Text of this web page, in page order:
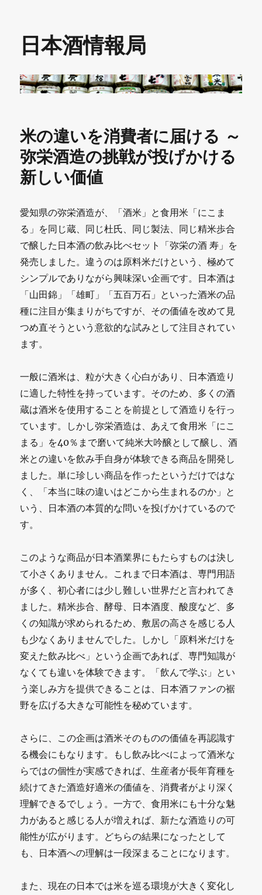
日本酒情報局
米の違いを消費者に届ける ～
弥栄酒造の挑戦が投げかける
新しい価値
愛知県の弥栄酒造が、「酒米」と食用米「にこま
る」を同じ蔵、同じ杜氏、同じ製法、同じ精米歩合
で醸した日本酒の飲み比べセット「弥栄の酒 寿」を
発売しました。違うのは原料米だけという、極めて
シンプルでありながら興味深い企画です。日本酒は
「山田錦」「雄町」「五百万石」といった酒米の品
種に注目が集まりがちですが、その価値を改めて見
つめ直そうという意欲的な試みとして注目されてい
ます。
一般に酒米は、粒が大きく心白があり、日本酒造り
に適した特性を持っています。そのため、多くの酒
蔵は酒米を使用することを前提として酒造りを行っ
ています。しかし弥栄酒造は、あえて食用米「にこ
まる」を40％まで磨いて純米大吟醸として醸し、酒
米との違いを飲み手自身が体験できる商品を開発し
ました。単に珍しい商品を作ったというだけではな
く、「本当に味の違いはどこから生まれるのか」と
いう、日本酒の本質的な問いを投げかけているので
す。
このような商品が日本酒業界にもたらすものは決し
て小さくありません。これまで日本酒は、専門用語
が多く、初心者には少し難しい世界だと言われてき
ました。精米歩合、酵母、日本酒度、酸度など、多
くの知識が求められるため、敷居の高さを感じる人
も少なくありませんでした。しかし「原料米だけを
変えた飲み比べ」という企画であれば、専門知識が
なくても違いを体験できます。「飲んで学ぶ」とい
う楽しみ方を提供できることは、日本酒ファンの裾
野を広げる大きな可能性を秘めています。
さらに、この企画は酒米そのものの価値を再認識す
る機会にもなります。もし飲み比べによって酒米な
らではの個性が実感できれば、生産者が長年育種を
続けてきた酒造好適米の価値を、消費者がより深く
理解できるでしょう。一方で、食用米にも十分な魅
力があると感じる人が増えれば、新たな酒造りの可
能性が広がります。どちらの結果になったとして
も、日本酒への理解は一段深まることになります。
また、現在の日本では米を巡る環境が大きく変化し